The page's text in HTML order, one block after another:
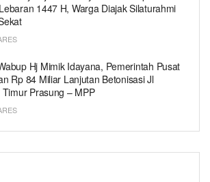
1447 H, Warga Diajak Silaturahmi
Hj Mimik Idayana, Pemerintah Pusat
Rp 84 Miliar Lanjutan Betonisasi Jl
Timur Prasung – MPP